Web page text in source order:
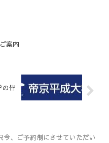
案内
の皆
今、ご予約制にさせていただい